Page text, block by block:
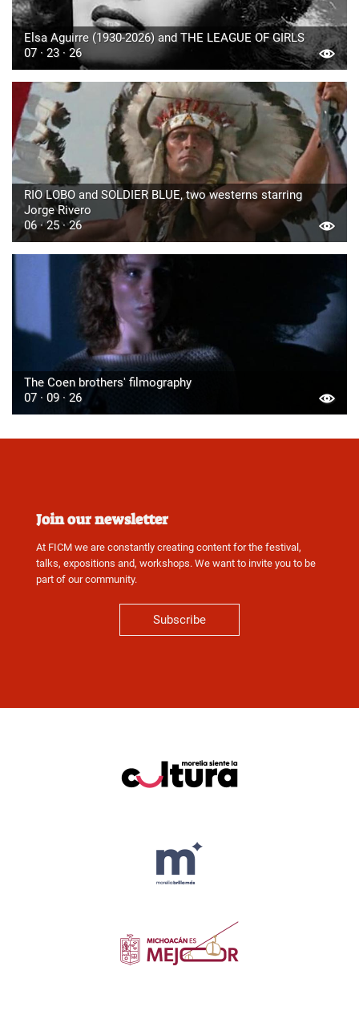
Elsa Aguirre (1930-2026) and THE LEAGUE OF GIRLS
07 · 23 · 26
RIO LOBO and SOLDIER BLUE, two westerns starring
Jorge Rivero
06 · 25 · 26
The Coen brothers' filmography
07 · 09 · 26
Join our newsletter
At FICM we are constantly creating content for the festival,
talks, expositions and, workshops. We want to invite you to be
part of our community.
Subscribe